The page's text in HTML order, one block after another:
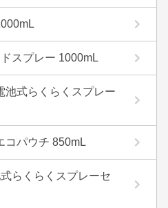
スプレー 1000mL
池式らくらくスプレー
コパウチ 850mL
らくらくスプレーセ